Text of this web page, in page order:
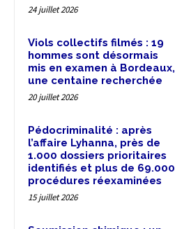
24 juillet 2026
Viols collectifs filmés : 19
hommes sont désormais
mis en examen à Bordeaux,
une centaine recherchée
20 juillet 2026
Pédocriminalité : après
l’affaire Lyhanna, près de
1.000 dossiers prioritaires
identifiés et plus de 69.000
procédures réexaminées
15 juillet 2026